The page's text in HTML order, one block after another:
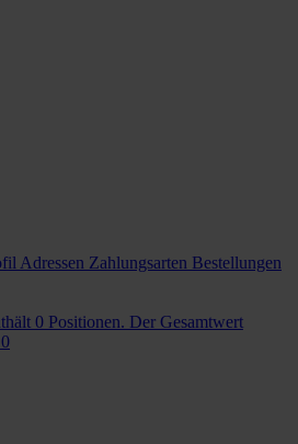
Adressen Zahlungsarten Bestellungen
0 Positionen. Der Gesamtwert
0